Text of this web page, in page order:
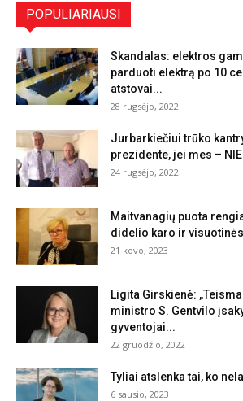
POPULIARIAUSI
Skandalas: elektros
parduoti elektrą po 10
atstovai...
28 rugsėjo, 2022
Jurbarkiečiui trūko
prezidente, jei mes –
24 rugsėjo, 2022
Maitvanagių puota
didelio karo ir
21 kovo, 2023
Ligita Girskienė:
ministro S. Gentvilo
gyventojai...
22 gruodžio, 2022
Tyliai atslenka tai, ko
6 sausio, 2023